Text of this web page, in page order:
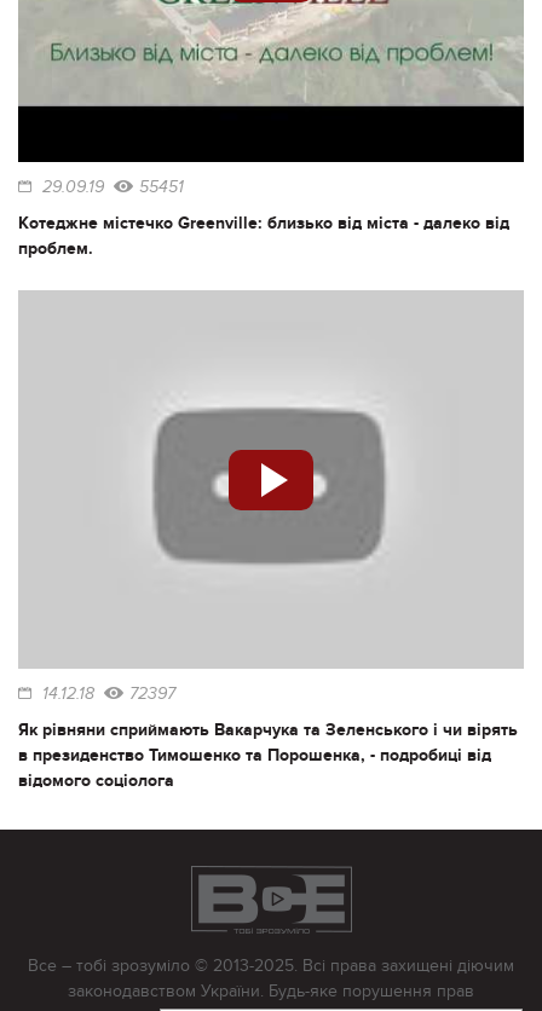
29.09.19 55451
Котеджне містечко Greenville: близько від міста - далеко від
проблем.
14.12.18 72397
Як рівняни сприймають Вакарчука та Зеленського і чи вірять
в президенство Тимошенко та Порошенка, - подробиці від
відомого соціолога
Все – тобі зрозуміло © 2013-2025. Всі права захищені діючим
законодавством України. Будь-яке порушення прав